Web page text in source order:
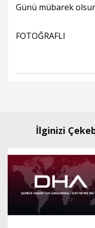
Günü mübarek
FOTOĞRAFLI
İlginizi